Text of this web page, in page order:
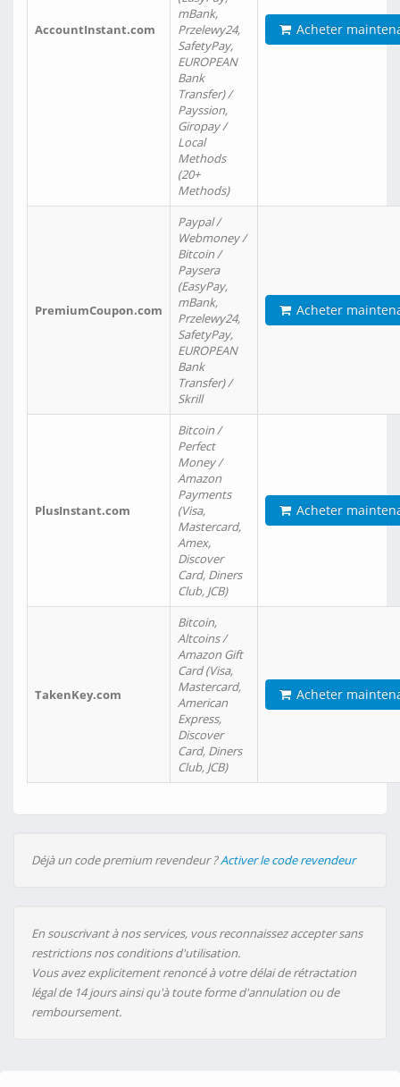
AccountInstant.com
mBank,
Przelewy24,
SafetyPay,
EUROPEAN
Bank
Transfer) /
Payssion,
Giropay /
Local
Methods
(20+
Methods)
Acheter
PremiumCoupon.com
Paypal /
Webmoney /
Bitcoin /
Paysera
(EasyPay,
mBank,
Przelewy24,
SafetyPay,
EUROPEAN
Bank
Transfer) /
Skrill
Acheter
PlusInstant.com
Bitcoin /
Perfect
Money /
Amazon
Payments
(Visa,
Mastercard,
Amex,
Discover
Card, Diners
Club, JCB)
Acheter
TakenKey.com
Bitcoin,
Altcoins /
Amazon Gift
Card (Visa,
Mastercard,
American
Express,
Discover
Card, Diners
Club, JCB)
Acheter
Déjà un code premium revendeur ?Activer le code revendeur
En souscrivant à nos services, vous reconnaissez accepter sans
restrictions nos conditions d'utilisation.
Vous avez explicitement renoncé à votre délai de rétractation
légal de 14 jours ainsi qu'à toute forme d'annulation ou de
remboursement.